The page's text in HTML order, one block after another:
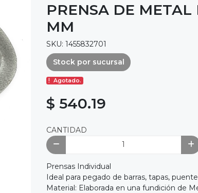
PRENSA DE
MM
SKU: 1455832701
Stock por sucursal
Agotado.
$ 540.19
CANTIDAD
Prensas Individual
Ideal para pegado de barras, tapas,
Material: Elaborada en una fundición de